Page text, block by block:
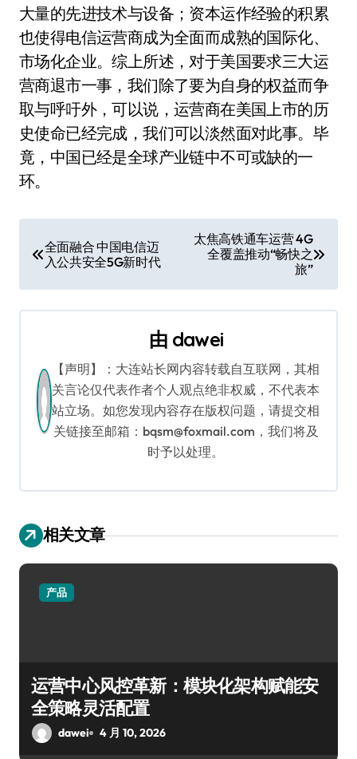
大量的先进技术与设备；资本运作经验的积累
也使得电信运营商成为全面而成熟的国际化、
市场化企业。综上所述，对于美国要求三大运
营商退市一事，我们除了要为自身的权益而争
取与呼吁外，可以说，运营商在美国上市的历
史使命已经完成，我们可以淡然面对此事。毕
竟，中国已经是全球产业链中不可或缺的一
环。
章
导
全面融合 中国电信迈
入公共安全5G新时代
太焦高铁通车运营 4G
全覆盖推动“畅快之
旅”
由 dawei
【声明】：大连站长网内容转载自互联网，其相
关言论仅代表作者个人观点绝非权威，不代表本
站立场。如您发现内容存在版权问题，请提交相
关链接至邮箱：bqsm@foxmail.com，我们将及
时予以处理。
相关文章
产品
运营中心风控革新：模块化架构赋能安
全策略灵活配置
dawei 4 月 10, 2026